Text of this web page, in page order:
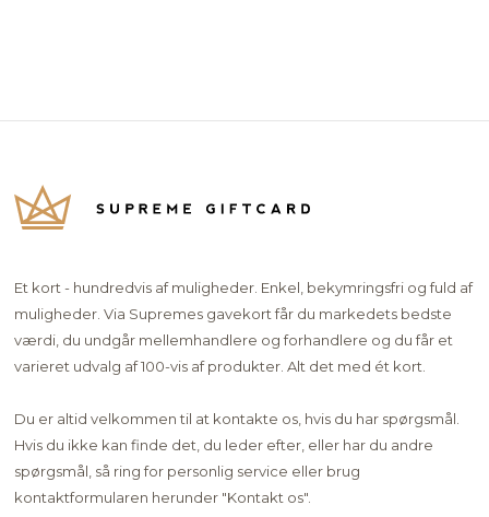
Et kort - hundredvis af muligheder. Enkel, bekymringsfri og fuld af
muligheder. Via Supremes gavekort får du markedets bedste
værdi, du undgår mellemhandlere og forhandlere og du får et
varieret udvalg af 100-vis af produkter. Alt det med ét kort.
Du er altid velkommen til at kontakte os, hvis du har spørgsmål.
Hvis du ikke kan finde det, du leder efter, eller har du andre
spørgsmål, så ring for personlig service eller brug
kontaktformularen herunder "Kontakt os".